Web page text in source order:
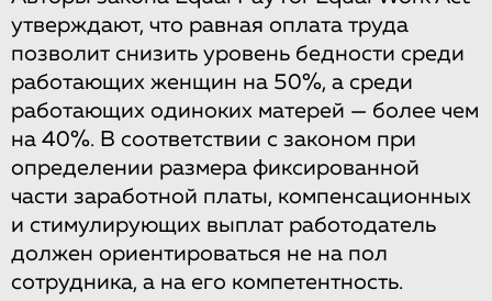
утверждают, что равная оплата труда
позволит снизить уровень бедности среди
работающих женщин на 50%, а среди
работающих одиноких матерей — более чем
на 40%. В соответствии с законом при
определении размера фиксированной
части заработной платы, компенсационных
и стимулирующих выплат работодатель
должен ориентироваться не на пол
сотрудника, а на его компетентность.